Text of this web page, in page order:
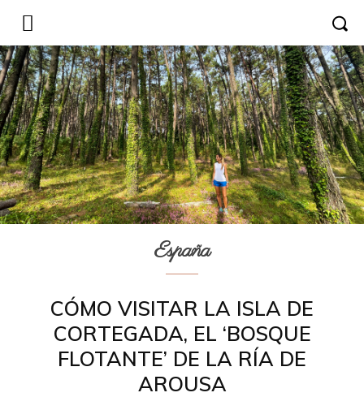
España
CÓMO VISITAR LA ISLA DE
CORTEGADA, EL ‘BOSQUE
FLOTANTE’ DE LA RÍA DE
AROUSA